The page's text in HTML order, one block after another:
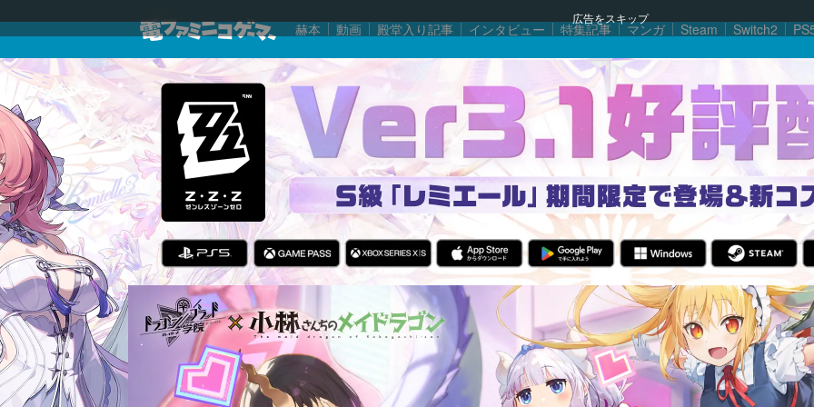
広告をスキップ
赫本 動画 殿堂入り記事 インタビュー 特集記事 マンガ Steam Switch2